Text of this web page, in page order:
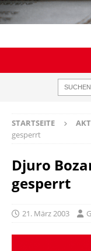
STARTSEITE
gesperrt
Djuro
gesperrt
21. März 2003